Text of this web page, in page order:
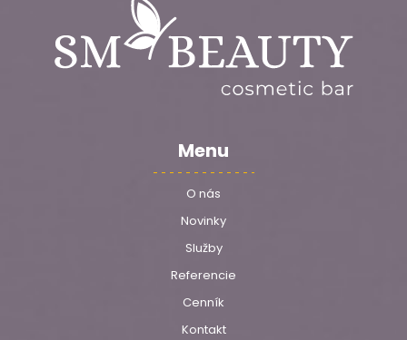
Menu
O nás
Novinky
Služby
Referencie
Cenník
Kontakt